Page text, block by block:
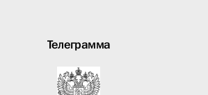
Телеграмма